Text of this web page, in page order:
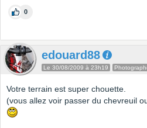
0
edouard88
Le 30/08/2009 à 23h19
Votre terrain est super chouette.
(vous allez voir passer du chevreuil